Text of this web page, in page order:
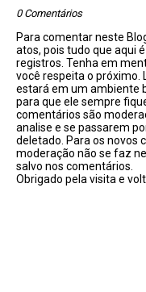
0 Comentários
Para comentar neste
atos, pois tudo que aqui
registros. Tenha em
você respeita o próximo.
estará em um ambiente
para que ele sempre
comentários são
analise e se passarem
deletado. Para os novos
moderação não se faz
salvo nos comentários.
Obrigado pela visita e